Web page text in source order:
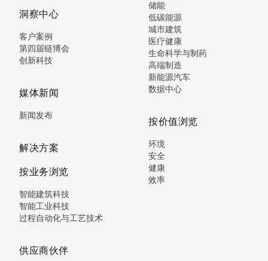
洞察中心
客户案例
第四届链博会
创新科技
媒体新闻
新闻发布
解决方案
按业务浏览
智能建筑科技
智能工业科技
过程自动化与工艺技术
供应商伙伴
储能
低碳能源
城市建筑
医疗健康
生命科学与制药
高端制造
新能源汽车
数据中心
按价值浏览
环境
安全
健康
效率